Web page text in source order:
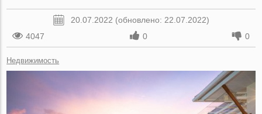
20.07.2022 (обновлено: 22.07.2022)
4047
0 0
Недвижимость